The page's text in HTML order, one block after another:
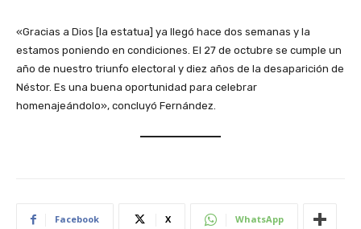
«Gracias a Dios [la estatua] ya llegó hace dos semanas y la
estamos poniendo en condiciones. El 27 de octubre se cumple un
año de nuestro triunfo electoral y diez años de la desaparición de
Néstor. Es una buena oportunidad para celebrar
homenajeándolo», concluyó Fernández.
Facebook X WhatsApp